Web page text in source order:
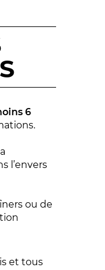
Visites
6
l’envers
ou de
et tous